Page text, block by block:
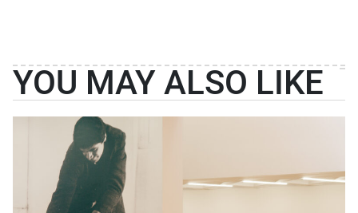
YOU MAY ALSO LIKE